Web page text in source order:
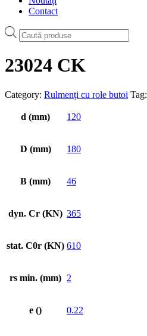
Contact
Products
search
23024 CK
Category: Rulmenți cu role butoi Tag:
d (mm) 120
D (mm) 180
B (mm) 46
dyn. Cr (KN) 365
stat. C0r (KN) 610
rs min. (mm) 2
e () 0.22